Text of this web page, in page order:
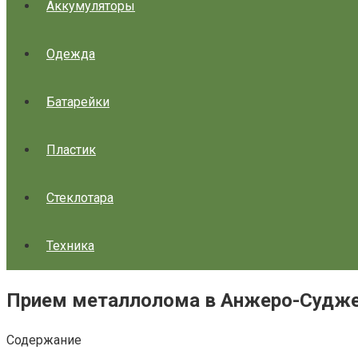
Аккумуляторы
Одежда
Батарейки
Пластик
Стеклотара
Техника
Прием металлолома в Анжеро-
Содержание